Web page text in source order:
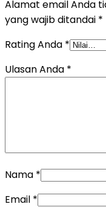
Alamat email Anda
yang wajib ditandai *
Rating Anda *
Ulasan Anda *
Nama *
Email *